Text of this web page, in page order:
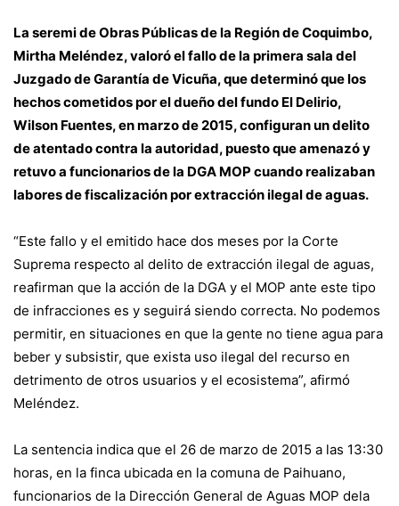
La seremi de Obras Públicas de la Región de Coquimbo,
Mirtha Meléndez, valoró el fallo de la primera sala del
Juzgado de Garantía de Vicuña, que determinó que los
hechos cometidos por el dueño del fundo El Delirio,
Wilson Fuentes, en marzo de 2015, configuran un delito
de atentado contra la autoridad, puesto que amenazó y
retuvo a funcionarios de la DGA MOP cuando realizaban
labores de fiscalización por extracción ilegal de aguas.
“Este fallo y el emitido hace dos meses por la Corte
Suprema respecto al delito de extracción ilegal de aguas,
reafirman que la acción de la DGA y el MOP ante este tipo
de infracciones es y seguirá siendo correcta. No podemos
permitir, en situaciones en que la gente no tiene agua para
beber y subsistir, que exista uso ilegal del recurso en
detrimento de otros usuarios y el ecosistema”, afirmó
Meléndez.
La sentencia indica que el 26 de marzo de 2015 a las 13:30
horas, en la finca ubicada en la comuna de Paihuano,
funcionarios de la Dirección General de Aguas MOP dela